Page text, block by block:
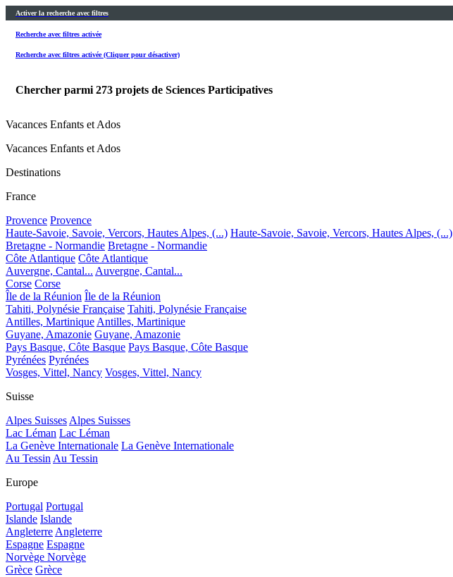
Activer la recherche avec filtres
Recherche avec filtres activée
Recherche avec filtres activée (Cliquer pour désactiver)
Chercher parmi 273 projets de Sciences Participatives
Vacances Enfants et Ados
Vacances Enfants et Ados
Destinations
France
Provence Provence
Haute-Savoie, Savoie, Vercors, Hautes Alpes, (...) Haute-Savoie, Savoie, Vercors, Hautes Alpes, (...)
Bretagne - Normandie Bretagne - Normandie
Côte Atlantique Côte Atlantique
Auvergne, Cantal... Auvergne, Cantal...
Corse Corse
Île de la Réunion Île de la Réunion
Tahiti, Polynésie Française Tahiti, Polynésie Française
Antilles, MartiniqueAntilles, Martinique
Guyane, Amazonie Guyane, Amazonie
Pays Basque, Côte Basque Pays Basque, Côte Basque
Pyrénées Pyrénées
Vosges, Vittel, Nancy Vosges, Vittel, Nancy
Suisse
Alpes SuissesAlpes Suisses
Lac Léman Lac Léman
La Genève Internationale La Genève Internationale
Au TessinAu Tessin
Europe
Portugal Portugal
Islande Islande
AngleterreAngleterre
Espagne Espagne
Norvège Norvège
Grèce Grèce